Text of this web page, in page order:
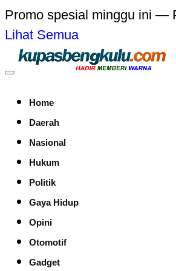
Promo spesial minggu ini —
Lihat Semua
Home
Daerah
Nasional
Hukum
Politik
Gaya Hidup
Opini
Otomotif
Gadget